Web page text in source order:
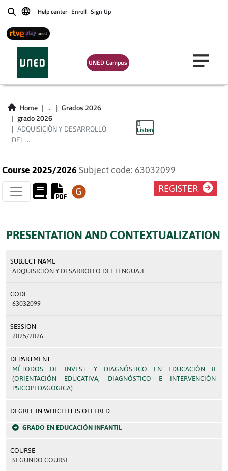
BuscarHelp center Enroll Sign Up
UNED Campus
Home ...
Grados 2026
grado 2026
ADQUISICIÓN Y DESARROLLO
DEL ...
Listen
ADQUISICIÓN Y
DESARROLLO DEL
LENGUAJE
Course 2025/2026 Subject code: 63032099
REGISTER
PRESENTATION AND CONTEXTUALIZATION
SUBJECT NAME
ADQUISICIÓN Y DESARROLLO DEL LENGUAJE
CODE
63032099
SESSION
2025/2026
DEPARTMENT
MÉTODOS DE INVEST. Y DIAGNÓSTICO EN EDUCACIÓN II
(ORIENTACIÓN EDUCATIVA, DIAGNÓSTICO E INTERVENCIÓN
PSICOPEDAGÓGICA)
DEGREE IN WHICH IT IS OFFERED
GRADO EN EDUCACIÓN INFANTIL
COURSE
SEGUNDO COURSE